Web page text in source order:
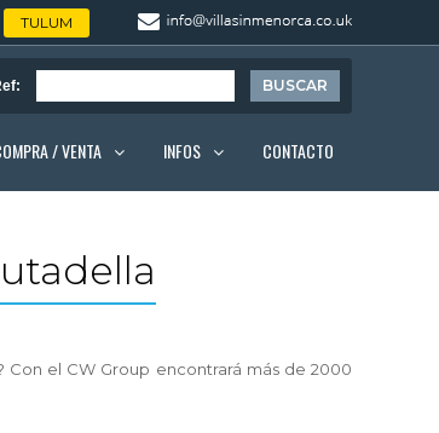
TULUM
/ VENTA INFOS CONTACTO
el CW Group encontrará más de 2000